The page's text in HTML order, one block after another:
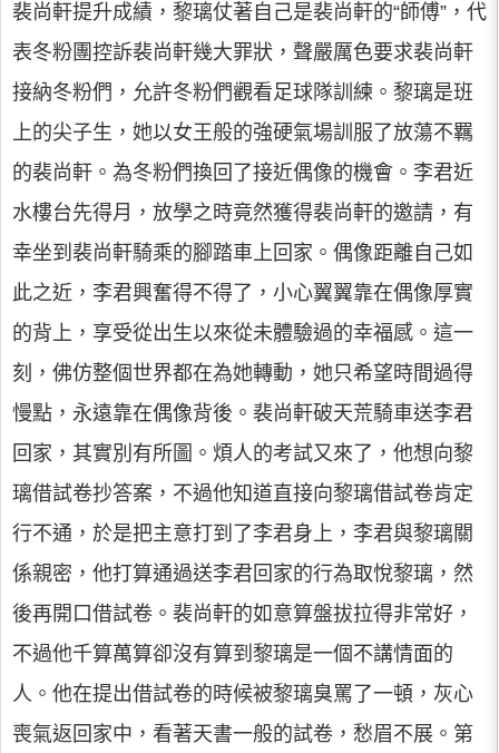
裴尚軒提升成績，黎璃仗著自己是裴尚軒的“師傅”，代
表冬粉團控訴裴尚軒幾大罪狀，聲嚴厲色要求裴尚軒
接納冬粉們，允許冬粉們觀看足球隊訓練。黎璃是班
上的尖子生，她以女王般的強硬氣場訓服了放蕩不羈
的裴尚軒。為冬粉們換回了接近偶像的機會。李君近
水樓台先得月，放學之時竟然獲得裴尚軒的邀請，有
幸坐到裴尚軒騎乘的腳踏車上回家。偶像距離自己如
此之近，李君興奮得不得了，小心翼翼靠在偶像厚實
的背上，享受從出生以來從未體驗過的幸福感。這一
刻，佛仿整個世界都在為她轉動，她只希望時間過得
慢點，永遠靠在偶像背後。裴尚軒破天荒騎車送李君
回家，其實別有所圖。煩人的考試又來了，他想向黎
璃借試卷抄答案，不過他知道直接向黎璃借試卷肯定
行不通，於是把主意打到了李君身上，李君與黎璃關
係親密，他打算通過送李君回家的行為取悅黎璃，然
後再開口借試卷。裴尚軒的如意算盤拔拉得非常好，
不過他千算萬算卻沒有算到黎璃是一個不講情面的
人。他在提出借試卷的時候被黎璃臭罵了一頓，灰心
喪氣返回家中，看著天書一般的試卷，愁眉不展。第